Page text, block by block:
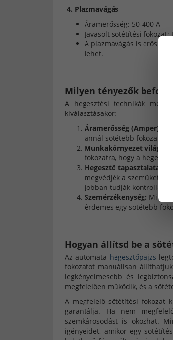
4. Plazmavágás
Áramerősség: 50-400 A
Javasolt sötétítési fokozat:
A plazmavágás is erős
lehet.
Milyen tényezők
A hegesztési technikák
kiválasztásakor:
Áramerősség (Amper):
annál sötétebb fokozatot
Munkakörnyezet
fokozatra, hogy a
Hegesztő tapasztalata:
megvédjék a szemüket,
jobban tudják kontrollálni
Szemérzékenység:
érdemes egy sötétebb
Hogyan állítsd be a
Az automata hegesztőpajzs
fokozatot manuálisan
legkényelmesebb és
megfelelően működik, és a
A megfelelő sötétítési fokozat
garantálja. Ha nem
szemkárosodást is okozhat.
igényeidet, amikor egy